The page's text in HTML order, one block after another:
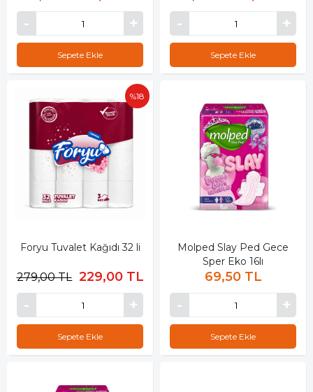
Sepete Ekle Sepete Ekle
Foryu Tuvalet Kağıdı 32 li
229,00 TL
279,00 TL
%18
Sepete Ekle
Molped Slay Ped Gece
Sper Eko 16lı
69,50 TL
Sepete Ekle